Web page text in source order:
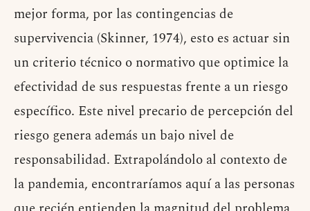
mejor forma, por las contingencias de
supervivencia (Skinner, 1974), esto es actuar sin
un criterio técnico o normativo que optimice la
efectividad de sus respuestas frente a un riesgo
específico. Este nivel precario de percepción del
riesgo genera además un bajo nivel de
responsabilidad. Extrapolándolo al contexto de
la pandemia, encontraríamos aquí a las personas